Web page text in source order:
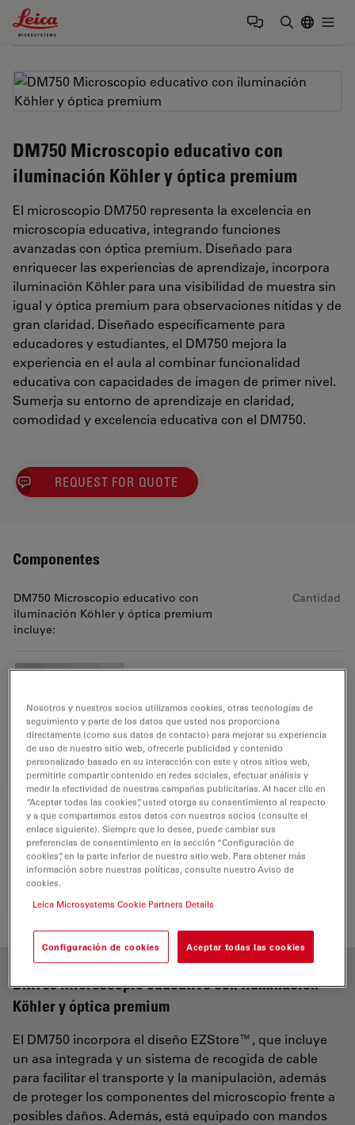
Leica Microsystems Logo
DM750 Microscopio educativo con
iluminación Köhler y óptica premium
El microscopio DM750 representa la excelencia en
microscopía educativa, integrando funciones
avanzadas con óptica premium. Diseñado para
enriquecer las experiencias de aprendizaje, incorpora
iluminación Köhler para una visibilidad de muestra sin
igual y óptica premium para observaciones nítidas y de
gran claridad. Diseñado específicamente para
educadores y estudiantes, el DM750 mejora la
experiencia en el aula al combinar funcionalidad
educativa con capacidades de imagen de primer nivel.
Sumerja su entorno de aprendizaje en claridad,
comodidad y excelencia educativa con el DM750.
REQUEST FOR QUOTE
Componentes
DM750 Microscopio educativo con
iluminación Köhler y óptica premium
incluye:
Cantidad
Koehler Outfit
13613002
Power cable, 2 m, EURO
10445662
DM750 Microscopio educativo con iluminación
Köhler y óptica premium
El DM750 incorpora el diseño EZStore™, que incluye
un asa integrada y un sistema de recogida de cable
para facilitar el transporte y la manipulación, además
de proteger los componentes del microscopio frente a
posibles daños. Además, está equipado con mandos
Nosotros y nuestros socios utilizamos cookies, otras tecnologías de
seguimiento y parte de los datos que usted nos proporciona
directamente (como sus datos de contacto) para mejorar su experiencia
de uso de nuestro sitio web, ofrecerle publicidad y contenido
personalizado basado en su interacción con este y otros sitios web,
permitirle compartir contenido en redes sociales, efectuar análisis y
medir la efectividad de nuestras campañas publicitarias. Al hacer clic en
“Aceptar todas las cookies”, usted otorga su consentimiento al respecto
y a que compartamos estos datos con nuestros socios (consulte el
enlace siguiente). Siempre que lo desee, puede cambiar sus
preferencias de consentimiento en la sección “Configuración de
cookies”, en la parte inferior de nuestro sitio web. Para obtener más
información sobre nuestras políticas, consulte nuestro Aviso de
cookies.
Leica Microsystems Cookie Partners Details
Configuración de cookies Aceptar todas las cookies